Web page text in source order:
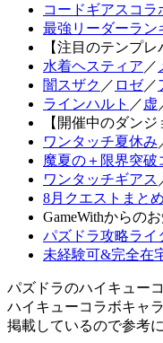
コードギアスコ
最強リーダーラン
【注目のテンプレ
水着ヘスティア ／
闇スザク ／ ロゼ／
ラインハルト ／ 虚
【開催中のダンジ
ワンタッチ夏休み
魔夏の＋限界突破
ワンタッチギアス
8月クエストまとめ
GameWithからの
パズドラ攻略ライ
未経験可&完全在
パズドラのハイキュー
ハイキューコラボキャ
掲載しているので参考